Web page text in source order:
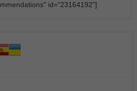
id="23164192"]